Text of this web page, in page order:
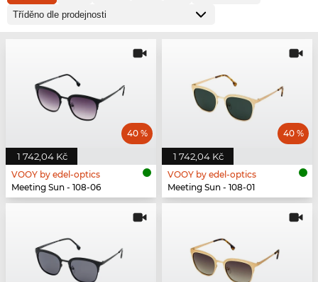
1 742,04 Kč
40 %
VOOY by edel-optics
Meeting Sun - 108-06
1 742,04 Kč
40 %
VOOY by edel-optics
Meeting Sun - 108-01